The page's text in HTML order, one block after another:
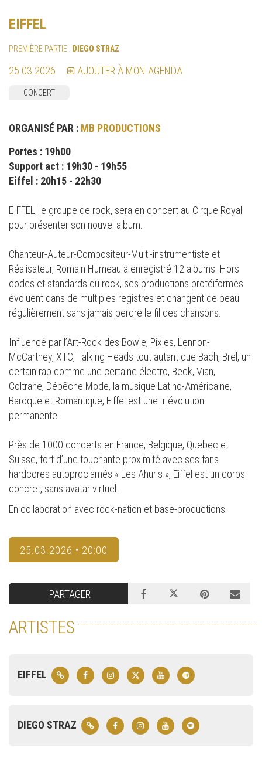
EIFFEL
PREMIÈRE PARTIE : DIEGO STRAZ
25.03.2026 AJOUTER À MON AGENDA
CONCERT
ORGANISÉ PAR : MB PRODUCTIONS
Portes : 19h00
Support act : 19h30 - 19h55
Eiffel : 20h15 - 22h30
EIFFEL, le groupe de rock, sera en concert au Cirque Royal
pour présenter son nouvel album.
Chanteur-Auteur-Compositeur-Multi-instrumentiste et
Réalisateur, Romain Humeau a enregistré 12 albums. Hors
codes et standards du rock, ses productions protéiformes
évoluent dans de multiples registres et changent de peau
régulièrement sans jamais perdre le fil des chansons.
Influencé par l’Art-Rock des Bowie, Pixies, Lennon-
McCartney, XTC, Talking Heads tout autant que Bach, Brel, un
certain rap comme une certaine électro, Beck, Vian,
Coltrane, Dépêche Mode, la musique Latino-Américaine,
Baroque et Romantique, Eiffel est une [r]évolution
permanente.
Près de 1000 concerts en France, Belgique, Quebec et
Suisse, fort d’une touchante proximité avec ses fans
hardcores autoproclamés « Les Ahuris », Eiffel est un corps
concret, sans avatar virtuel.
En collaboration avec rock-nation et base-productions.
25.03.2026 • 20:00
PARTAGER
ARTISTES
EIFFEL
DIEGO STRAZ